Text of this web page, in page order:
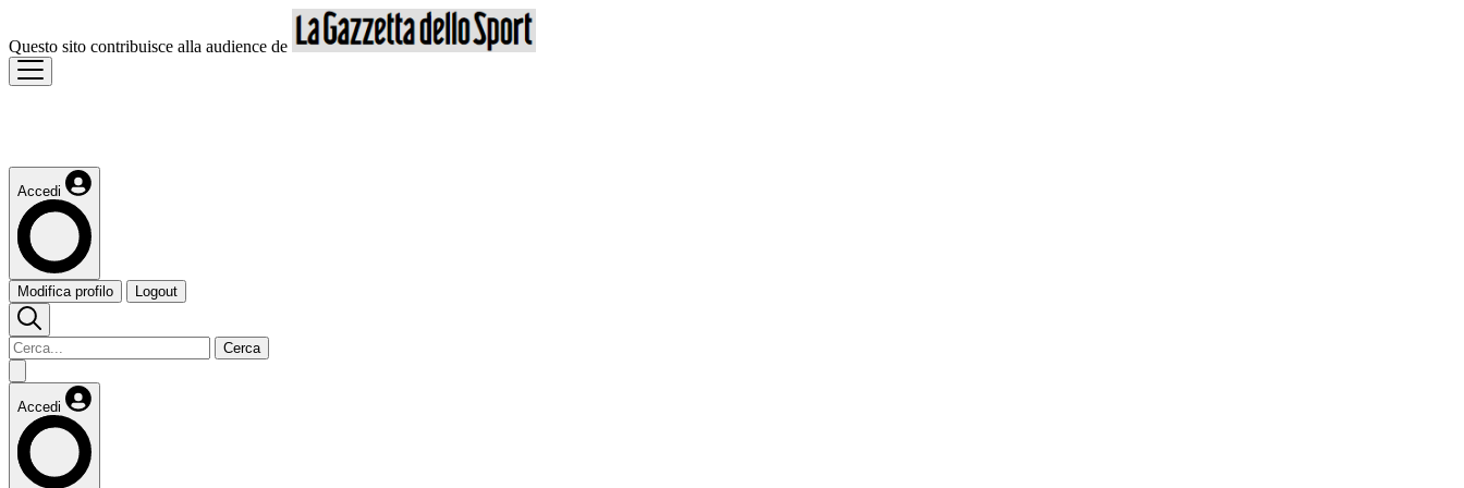
Questo sito contribuisce alla audience de
Accedi
Modifica profilo Logout
Cerca
Accedi